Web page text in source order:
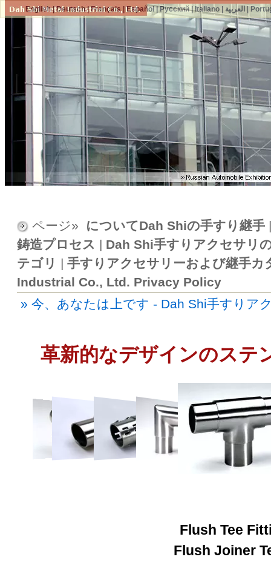
ページ» についてDah Shiの手すり継手
鋳造プロセス | Dah Shi手すりアクセサリ
テゴリ | 手すりアクセサリーおよび継手カ
Industrial Co., Ltd. Privacy Policy
» 今、あなたは上です - Dah Shi手すりア
革新的なデザインのステ
Flush Tee
Flush Joiner
English|Deutsch|Français|Español|Русский|Italiano| العربية